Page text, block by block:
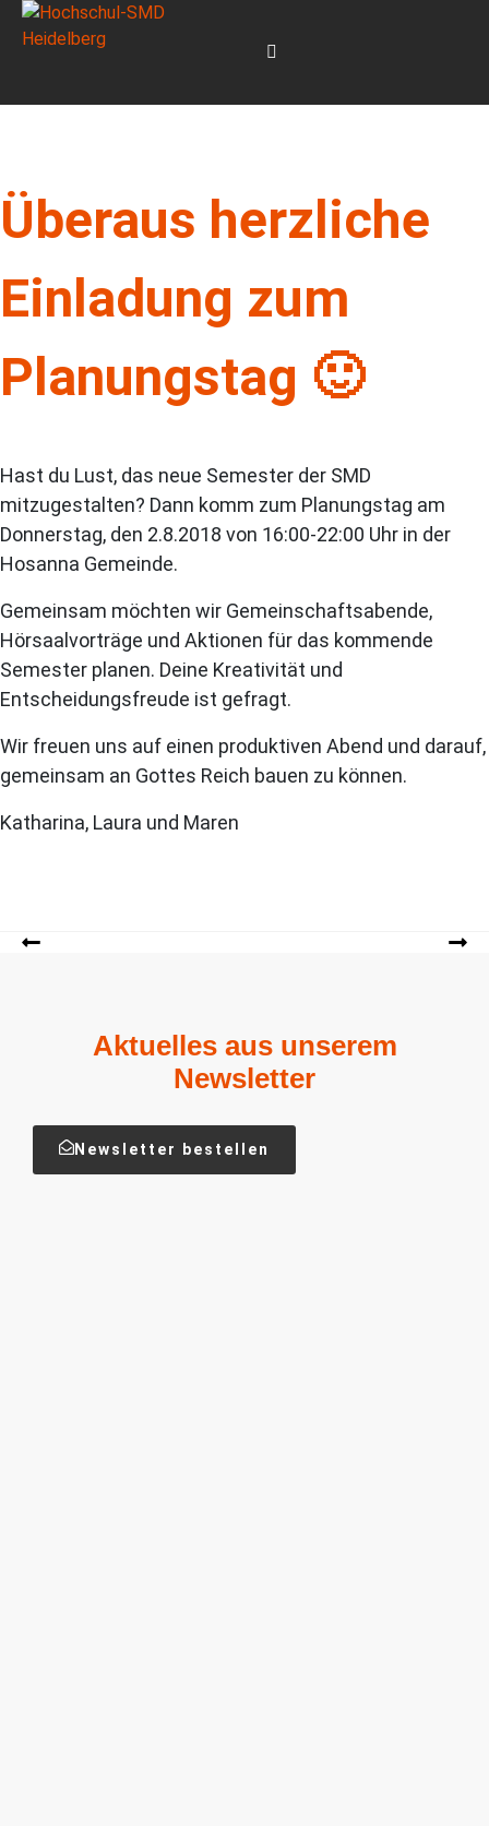
Überaus herzliche
Einladung zum
Planungstag 🙂
Hast du Lust, das neue Semester der SMD
mitzugestalten? Dann komm zum Planungstag am
Donnerstag, den 2.8.2018 von 16:00-22:00 Uhr in der
Hosanna Gemeinde.
Gemeinsam möchten wir Gemeinschaftsabende,
Hörsaalvorträge und Aktionen für das kommende
Semester planen. Deine Kreativität und
Entscheidungsfreude ist gefragt.
Wir freuen uns auf einen produktiven Abend und darauf,
gemeinsam an Gottes Reich bauen zu können.
Katharina, Laura und Maren
Aktuelles aus unserem
Newsletter
Newsletter bestellen